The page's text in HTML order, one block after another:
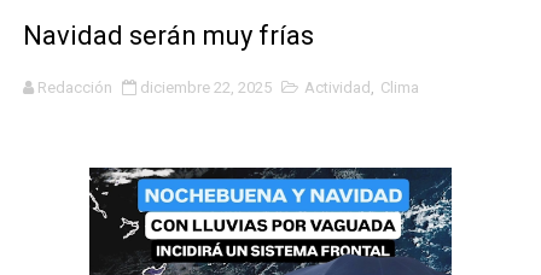
Navidad serán muy frías
Redacción diciembre 22, 2025 Actividad , Clima